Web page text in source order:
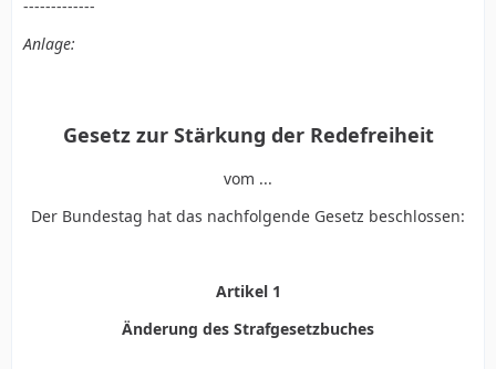
-------------
Anlage:
Gesetz zur Stärkung der Redefreiheit
vom ...
Der Bundestag hat das nachfolgende Gesetz beschlossen:
Artikel 1
Änderung des Strafgesetzbuches